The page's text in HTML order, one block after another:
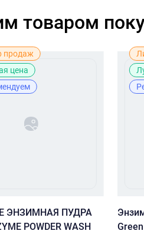
товаром
продаж
цена
ЭНЗИМНАЯ ПУДРА
POWDER WASH